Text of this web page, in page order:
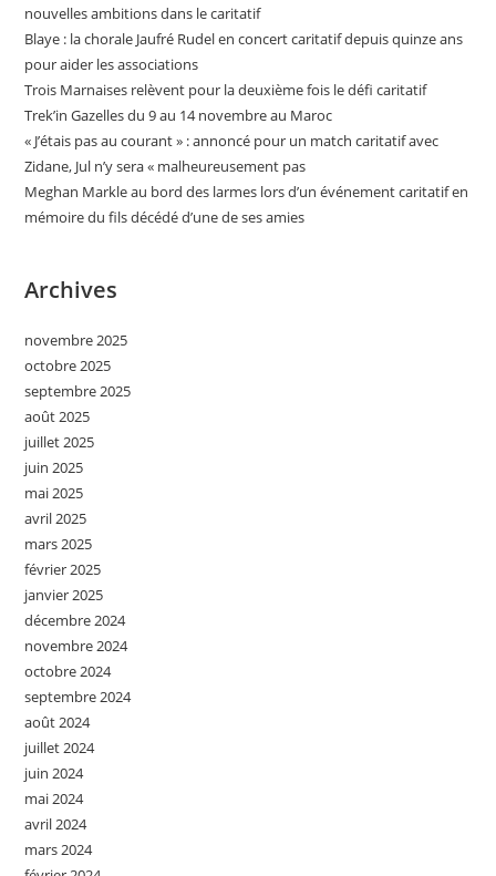
nouvelles ambitions dans le caritatif
Blaye : la chorale Jaufré Rudel en concert caritatif depuis quinze ans
pour aider les associations
Trois Marnaises relèvent pour la deuxième fois le défi caritatif
Trek’in Gazelles du 9 au 14 novembre au Maroc
« J’étais pas au courant » : annoncé pour un match caritatif avec
Zidane, Jul n’y sera « malheureusement pas
Meghan Markle au bord des larmes lors d’un événement caritatif en
mémoire du fils décédé d’une de ses amies
Archives
novembre 2025
octobre 2025
septembre 2025
août 2025
juillet 2025
juin 2025
mai 2025
avril 2025
mars 2025
février 2025
janvier 2025
décembre 2024
novembre 2024
octobre 2024
septembre 2024
août 2024
juillet 2024
juin 2024
mai 2024
avril 2024
mars 2024